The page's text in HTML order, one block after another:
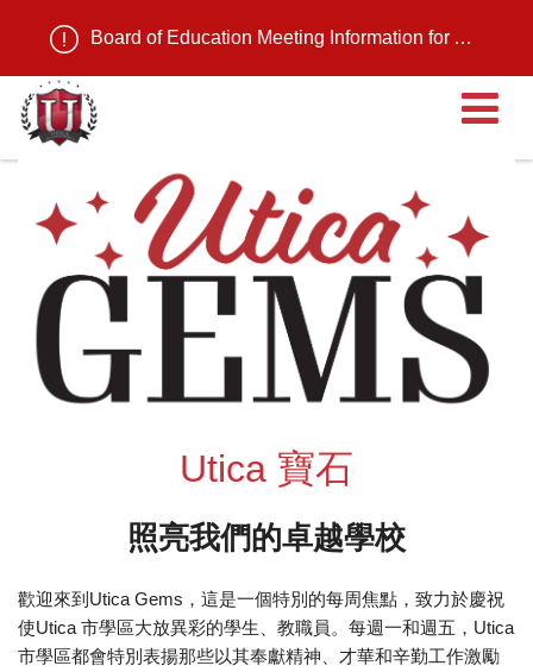
Board of Education Meeting Information for August 11, 2026
Utica 寶石
照亮我們的卓越學校
歡迎來到Utica Gems，這是一個特別的每周焦點，致力於慶祝
使Utica 市學區大放異彩的學生、教職員。每週一和週五，Utica
市學區都會特別表揚那些以其奉獻精神、才華和辛勤工作激勵